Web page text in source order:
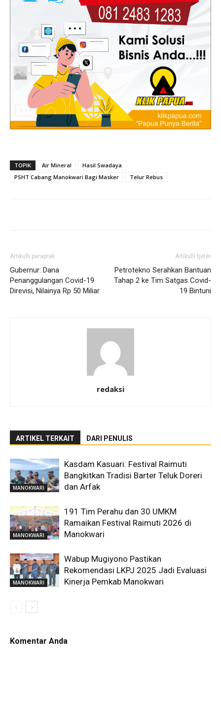
TOPIK Air Mineral
Hasil Swadaya
PSHT Cabang Manokwari Bagi Masker
Telur Rebus
Artikulli paraprak
Gubernur: Dana
Penanggulangan Covid-19
Direvisi, Nilainya Rp 50 Miliar
Artikulli tjetër
Petrotekno Serahkan Bantuan
Tahap 2 ke Tim Satgas Covid-
19 Bintuni
redaksi
ARTIKEL TERKAIT DARI PENULIS
MANOKWARI
Kasdam Kasuari: Festival Raimuti
Bangkitkan Tradisi Barter Teluk Doreri
dan Arfak
MANOKWARI
191 Tim Perahu dan 30 UMKM
Ramaikan Festival Raimuti 2026 di
Manokwari
MANOKWARI
Wabup Mugiyono Pastikan
Rekomendasi LKPJ 2025 Jadi Evaluasi
Kinerja Pemkab Manokwari
Komentar Anda